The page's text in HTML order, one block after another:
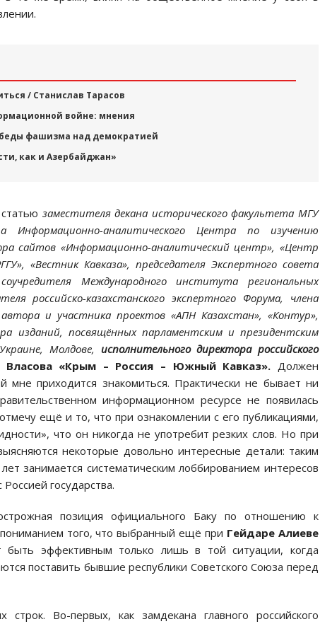
/ Станислав Тарасов
войне: мнения
фашизма над демократией
как и Азербайджан»
заместителя декана исторического факультета МГУ
Информационно-аналитического Центра по изучению
сайтов «Информационно-аналитический центр», «Центр
«Вестник Кавказа», председателя Экспертного совета
Международного института региональных
российско-казахстанского экспертного Форума, члена
и участника проектов «АПН Казахстан», «Контур»,
изданий, посвящённых парламентским и президентским
Молдове, исполнительного директора российского
Власова «Крым – Россия – Южный Кавказ». Должен
мне приходится знакомиться. Практически не бывает ни
информационном ресурсе не появилась
ещё и то, что при ознакомлении с его публикациями,
что он никогда не употребит резких слов. Но при
некоторые довольно интересные детали: таким
занимается систематическим лоббированием интересов
государства.
позиция официального Баку по отношению к
того, что выбранный ещё при Гейдаре Алиеве
быть эффективным только лишь в той ситуации, когда
поставить бывшие республики Советского Союза перед
Во-первых, как замдекана главного российского